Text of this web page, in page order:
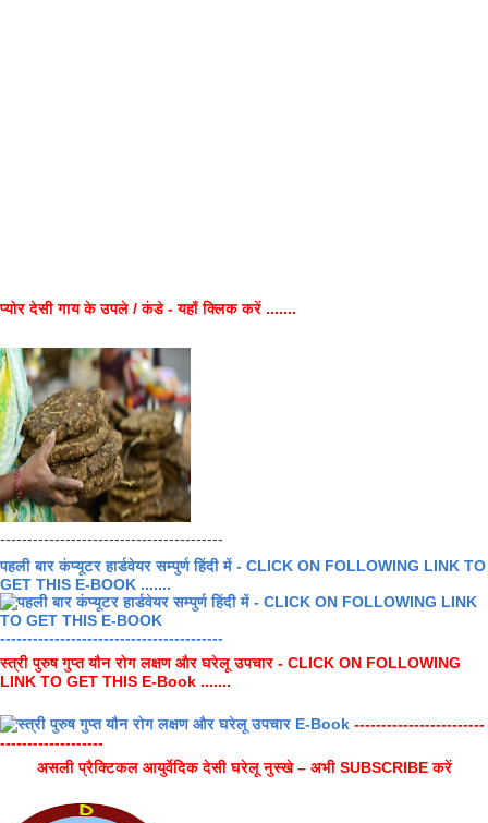
प्योर देसी गाय के उपले / कंडे - यहाँ क्लिक करें .......
-----------------------------------------
पहली बार कंप्यूटर हार्डवेयर सम्पुर्ण हिंदी में - CLICK ON FOLLOWING LINK TO
GET THIS E-BOOK .......
-----------------------------------------
स्त्री पुरुष गुप्त यौन रोग लक्षण और घरेलू उपचार - CLICK ON FOLLOWING
LINK TO GET THIS E-Book .......
------------------------
-------------------
असली प्रैक्टिकल आयुर्वेदिक देसी घरेलू नुस्खे – अभी SUBSCRIBE करें